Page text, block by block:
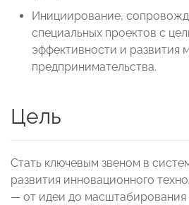
Инициирование,
специальных проектов с
эффективности и развития
предпринимательства.
Цель
Стать ключевым звеном в
развития инновационного
— от идеи до масштабирования